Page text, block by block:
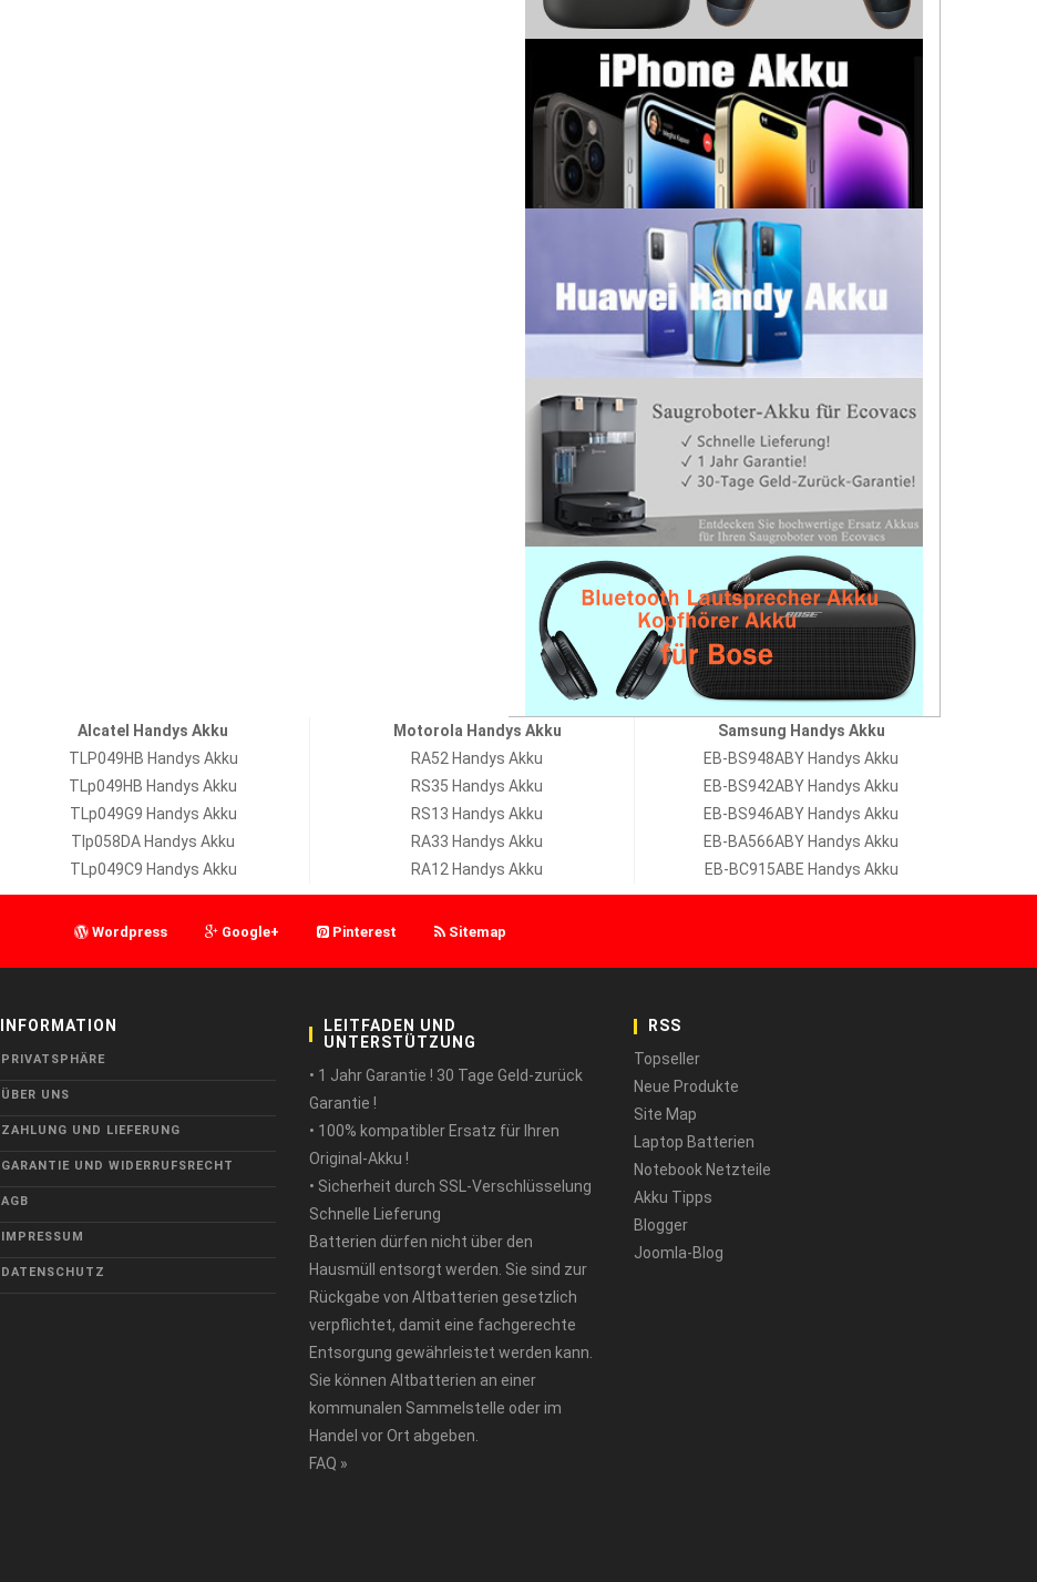
Alcatel Handys Akku
TLP049HB Handys Akku
TLp049HB Handys Akku
TLp049G9 Handys Akku
Tlp058DA Handys Akku
TLp049C9 Handys Akku
Motorola Handys Akku
RA52 Handys Akku
RS35 Handys Akku
RS13 Handys Akku
RA33 Handys Akku
RA12 Handys Akku
Samsung Handys Akku
EB-BS948ABY Handys Akku
EB-BS942ABY Handys Akku
EB-BS946ABY Handys Akku
EB-BA566ABY Handys Akku
EB-BC915ABE Handys Akku
Wordpress Google+ Pinterest Sitemap
INFORMATION
PRIVATSPHÄRE
ÜBER UNS
ZAHLUNG UND LIEFERUNG
GARANTIE UND WIDERRUFSRECHT
AGB
IMPRESSUM
DATENSCHUTZ
LEITFADEN UND
UNTERSTÜTZUNG
• 1 Jahr Garantie ! 30 Tage Geld-zurück
Garantie !
• 100% kompatibler Ersatz für Ihren
Original-Akku !
• Sicherheit durch SSL-Verschlüsselung
Schnelle Lieferung
Batterien dürfen nicht über den
Hausmüll entsorgt werden. Sie sind zur
Rückgabe von Altbatterien gesetzlich
verpflichtet, damit eine fachgerechte
Entsorgung gewährleistet werden kann.
Sie können Altbatterien an einer
kommunalen Sammelstelle oder im
Handel vor Ort abgeben.
FAQ »
RSS
Topseller
Neue Produkte
Site Map
Laptop Batterien
Notebook Netzteile
Akku Tipps
Blogger
Joomla-Blog